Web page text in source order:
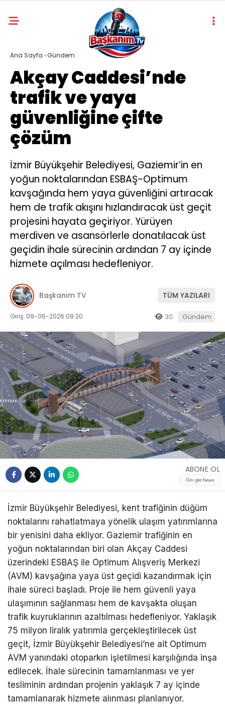
Ana Sayfa ›Gündem
Akçay Caddesi’nde
trafik ve yaya
güvenliğine çifte
çözüm
İzmir Büyükşehir Belediyesi, Gaziemir’in en
yoğun noktalarından ESBAŞ-Optimum
kavşağında hem yaya güvenliğini artıracak
hem de trafik akışını hızlandıracak üst geçit
projesini hayata geçiriyor. Yürüyen
merdiven ve asansörlerle donatılacak üst
geçidin ihale sürecinin ardından 7 ay içinde
hizmete açılması hedefleniyor.
Başkanım TV TÜM YAZILARI
Giriş: 09-06-2026 09:20 30 Gündem
ABONE OL
İzmir Büyükşehir Belediyesi, kent trafiğinin düğüm
noktalarını rahatlatmaya yönelik ulaşım yatırımlarına
bir yenisini daha ekliyor. Gaziemir trafiğinin en
yoğun noktalarından biri olan Akçay Caddesi
üzerindeki ESBAŞ ile Optimum Alışveriş Merkezi
(AVM) kavşağına yaya üst geçidi kazandırmak için
ihale süreci başladı. Proje ile hem güvenli yaya
ulaşımının sağlanması hem de kavşakta oluşan
trafik kuyruklarının azaltılması hedefleniyor. Yaklaşık
75 milyon liralık yatırımla gerçekleştirilecek üst
geçit, İzmir Büyükşehir Belediyesi’ne ait Optimum
AVM yanındaki otoparkın işletilmesi karşılığında inşa
edilecek. İhale sürecinin tamamlanması ve yer
tesliminin ardından projenin yaklaşık 7 ay içinde
tamamlanarak hizmete alınması planlanıyor.